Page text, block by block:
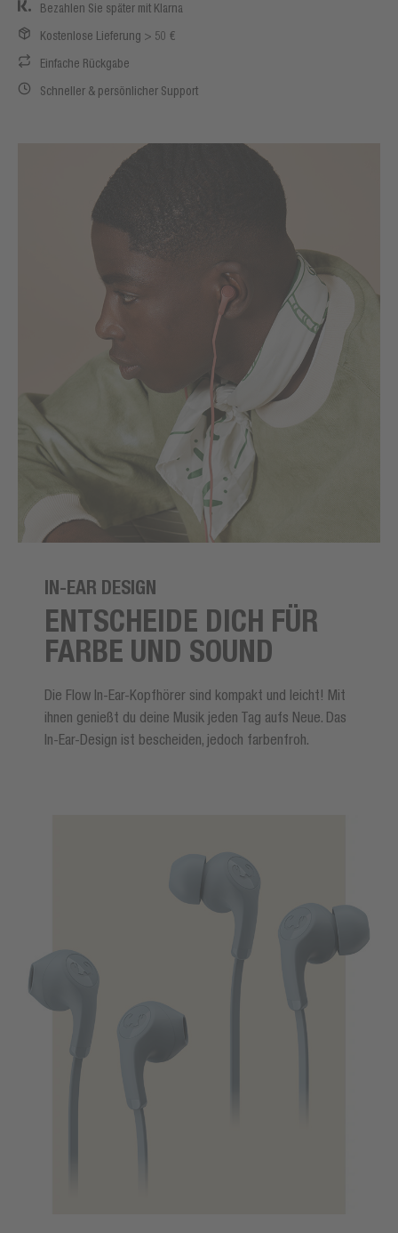
Bezahlen Sie später mit Klarna
Kostenlose Lieferung > 50 €
Einfache Rückgabe
Schneller & persönlicher Support
IN-EAR DESIGN
ENTSCHEIDE DICH FÜR
FARBE UND SOUND
Die Flow In-Ear-Kopfhörer sind kompakt und leicht! Mit
ihnen genießt du deine Musik jeden Tag aufs Neue. Das
In-Ear-Design ist bescheiden, jedoch farbenfroh.